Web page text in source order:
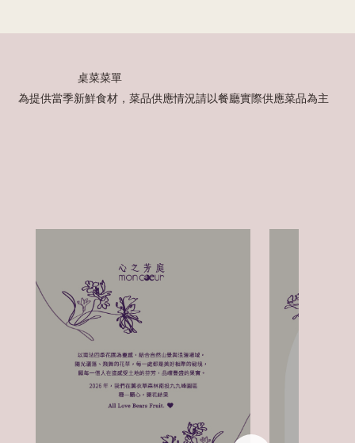
​桌菜菜單
​為提供當季新鮮食材，菜品供應情況請以餐廳實際供應菜品為主